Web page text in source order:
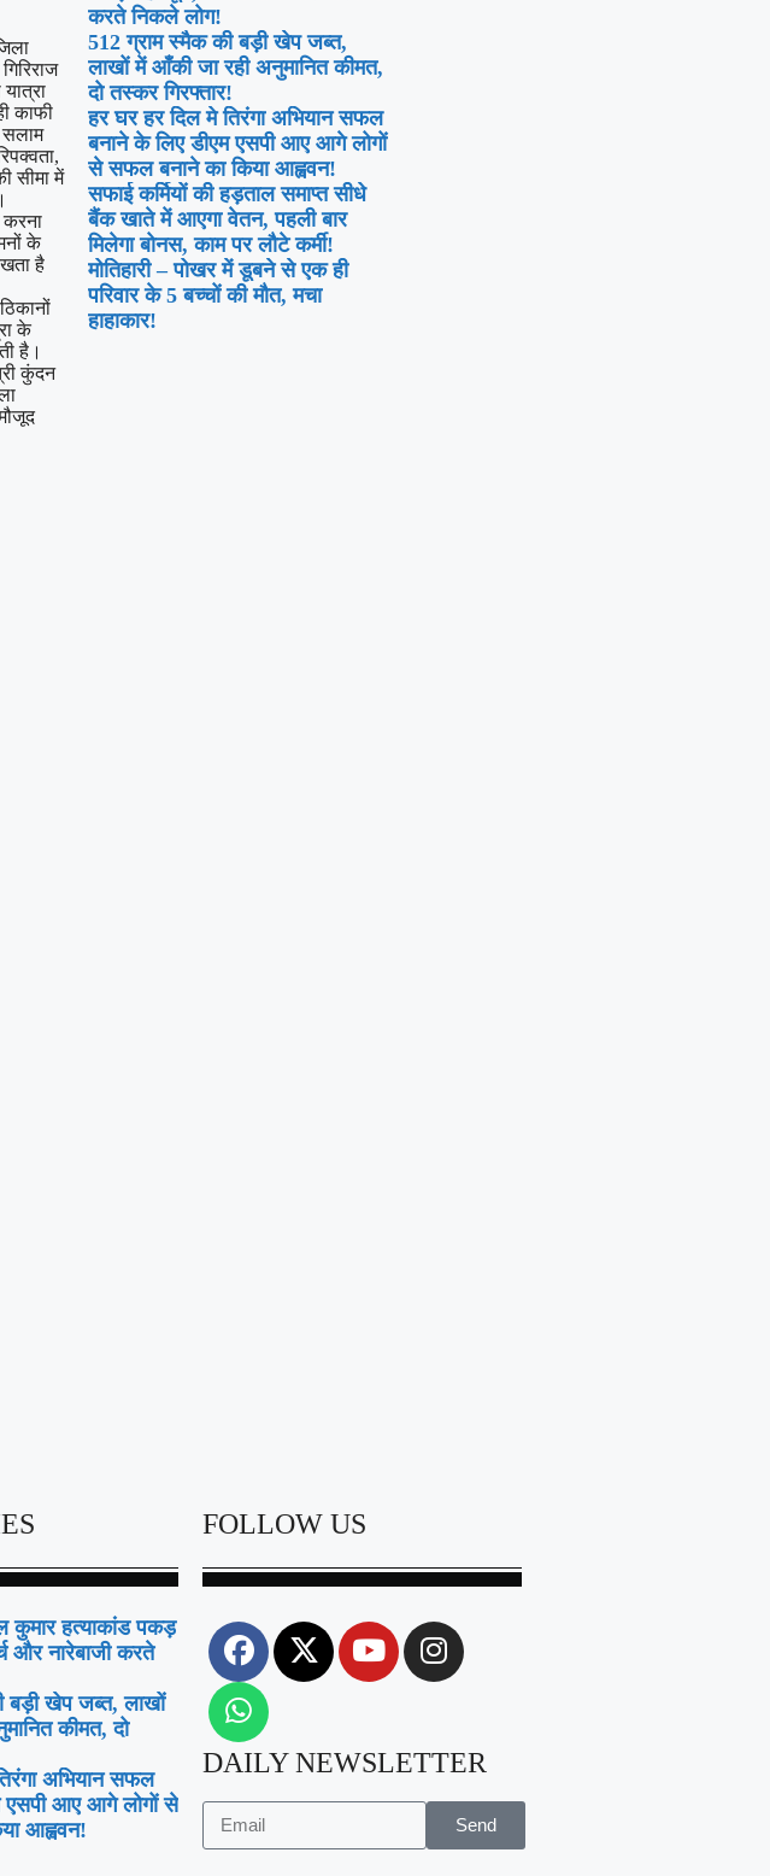
काफी
सलाम
सीमा में
करना
के
है
के
है।
कुंदन
करते निकले लोग!
512 ग्राम स्मैक की बड़ी खेप जब्त,
लाखों में आँकी जा रही अनुमानित कीमत,
दो तस्कर गिरफ्तार!
हर घर हर दिल मे तिरंगा अभियान सफल
बनाने के लिए डीएम एसपी आए आगे लोगों
से सफल बनाने का किया आह्ववन!
सफाई कर्मियों की हड़ताल समाप्त सीधे
बैंक खाते में आएगा वेतन, पहली बार
मिलेगा बोनस, काम पर लौटे कर्मी!
मोतिहारी – पोखर में डूबने से एक ही
परिवार के 5 बच्चों की मौत, मचा
हाहाकार!
कुमार हत्याकांड पकड़
और नारेबाजी करते
बड़ी खेप जब्त, लाखों
कीमत, दो
अभियान सफल
एसपी आए आगे लोगों से
आह्ववन!
FOLLOW US
DAILY NEWSLETTER
Send